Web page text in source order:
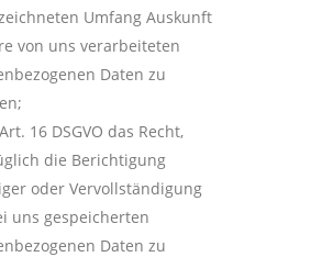
Umfang Auskunft
von uns verarbeiteten
Daten zu
16 DSGVO das Recht,
die Berichtigung
oder Vervollständigung
uns gespeicherten
Daten zu